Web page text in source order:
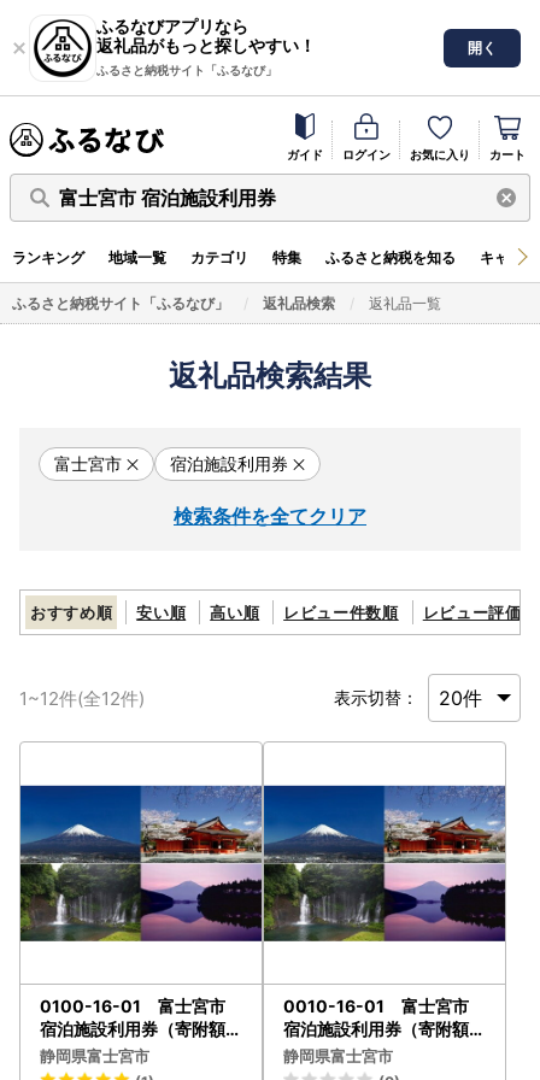
ふるなびアプリなら
返礼品がもっと探しやすい！
ふるさと納税サイト「ふるなび」
開く
ガイド ログイン お気に入り カート
富士宮市 宿泊施設利用券
ランキング 地域一覧 カテゴリ 特集 ふるさと納税を知る キャン
ふるさと納税サイト「ふるなび」 返礼品検索 返礼品一覧
返礼品検索結果
富士宮市 宿泊施設利用券
検索条件を全てクリア
おすすめ順 安い順 高い順 レビュー件数順 レビュー評価順
1~12件(全12件) 表示切替：
0100-16-01 富士宮市
宿泊施設利用券（寄附額1
00,000円コース）
静岡県富士宮市
0010-16-01 富士宮市
宿泊施設利用券（寄附額1
0,000円コース）
静岡県富士宮市